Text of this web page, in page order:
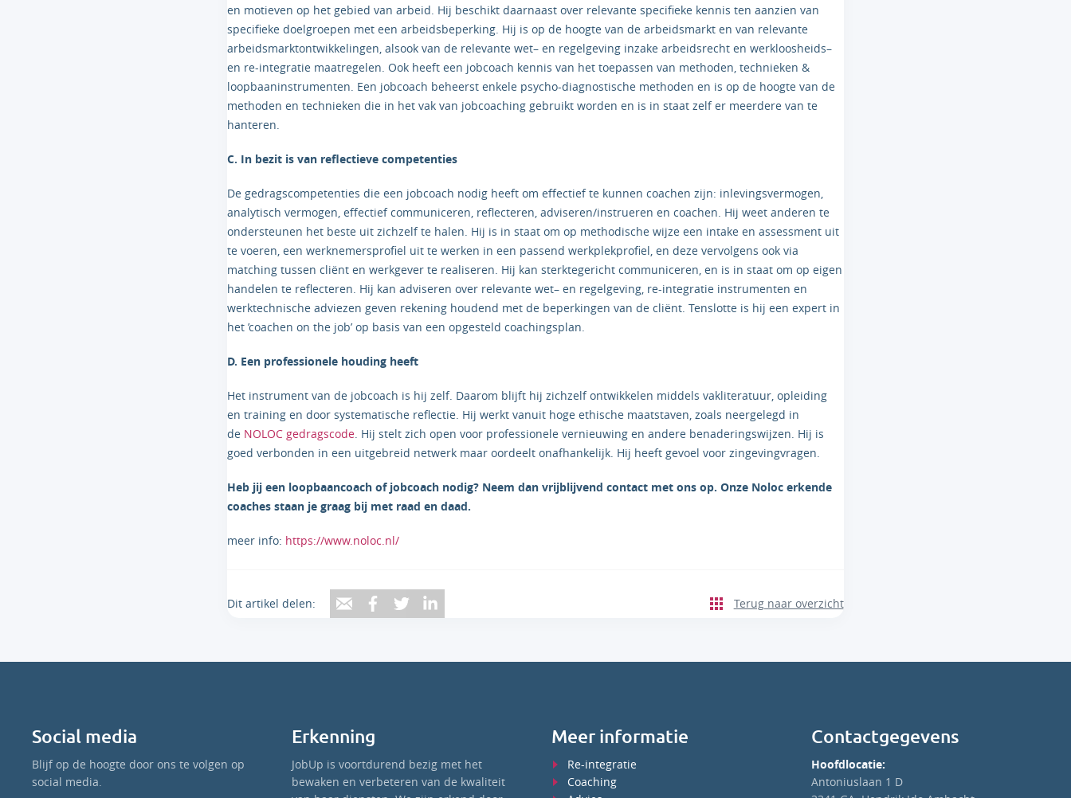
en motieven op het gebied van arbeid. Hij beschikt daarnaast over relevante specifieke kennis ten aanzien van
specifieke doelgroepen met een arbeidsbeperking. Hij is op de hoogte van de arbeidsmarkt en van relevante
arbeidsmarktontwikkelingen, alsook van de relevante wet– en regelgeving inzake arbeidsrecht en werkloosheids–
en re-integratie maatregelen. Ook heeft een jobcoach kennis van het toepassen van methoden, technieken &
loopbaaninstrumenten. Een jobcoach beheerst enkele psycho-diagnostische methoden en is op de hoogte van de
methoden en technieken die in het vak van jobcoaching gebruikt worden en is in staat zelf er meerdere van te
hanteren.
C. In bezit is van reflectieve competenties
De gedragscompetenties die een jobcoach nodig heeft om effectief te kunnen coachen zijn: inlevingsvermogen,
analytisch vermogen, effectief communiceren, reflecteren, adviseren/instrueren en coachen. Hij weet anderen te
ondersteunen het beste uit zichzelf te halen. Hij is in staat om op methodische wijze een intake en assessment uit
te voeren, een werknemersprofiel uit te werken in een passend werkplekprofiel, en deze vervolgens ook via
matching tussen cliënt en werkgever te realiseren. Hij kan sterktegericht communiceren, en is in staat om op eigen
handelen te reflecteren. Hij kan adviseren over relevante wet– en regelgeving, re-integratie instrumenten en
werktechnische adviezen geven rekening houdend met de beperkingen van de cliënt. Tenslotte is hij een expert in
het ’coachen on the job’ op basis van een opgesteld coachingsplan.
D. Een professionele houding heeft
Het instrument van de jobcoach is hij zelf. Daarom blijft hij zichzelf ontwikkelen middels vakliteratuur, opleiding
en training en door systematische reflectie. Hij werkt vanuit hoge ethische maatstaven, zoals neergelegd in
de NOLOC gedragscode. Hij stelt zich open voor professionele vernieuwing en andere benaderingswijzen. Hij is
goed verbonden in een uitgebreid netwerk maar oordeelt onafhankelijk. Hij heeft gevoel voor zingevingvragen.
Heb jij een loopbaancoach of jobcoach nodig? Neem dan vrijblijvend contact met ons op. Onze Noloc erkende
coaches staan je graag bij met raad en daad.
meer info: https://www.noloc.nl/
Dit artikel delen: Terug naar overzicht
Social media
Blijf op de hoogte door ons te volgen op
social media.
Erkenning
JobUp is voortdurend bezig met het
bewaken en verbeteren van de kwaliteit
Meer informatie
Re-integratie
Coaching
Contactgegevens
Hoofdlocatie:
Antoniuslaan 1 D